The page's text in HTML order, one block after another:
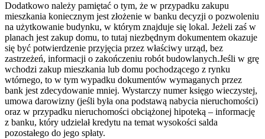
Dodatkowo należy pamiętać o tym, że w przypadku zakupu
mieszkania koniecznym jest złożenie w banku decyzji o pozwoleniu
na użytkowanie budynku, w którym znajduje się lokal. Jeżeli zaś w
planach jest zakup domu, to tutaj niezbędnym dokumentem okazuje
się być potwierdzenie przyjęcia przez właściwy urząd, bez
zastrzeżeń, informacji o zakończeniu robót budowlanych.Jeśli w grę
wchodzi zakup mieszkania lub domu pochodzącego z rynku
wtórnego, to w tym wypadku dokumentów wymaganych przez
bank jest zdecydowanie mniej. Wystarczy numer księgo wieczystej,
umowa darowizny (jeśli była ona podstawą nabycia nieruchomości)
oraz w przypadku nieruchomości obciążonej hipoteką – informację
z banku, który udzielał kredytu na temat wysokości salda
pozostałego do jego spłaty.